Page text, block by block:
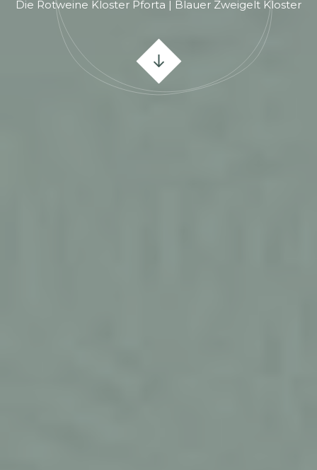
Die Rotweine Kloster Pforta | Blauer Zweigelt Kloster